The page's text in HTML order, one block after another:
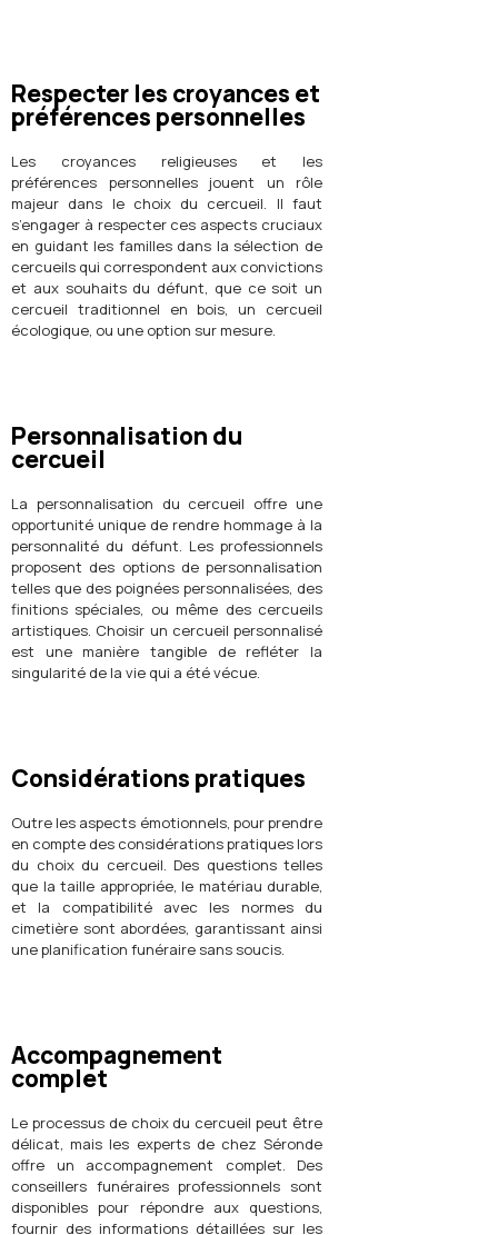
Respecter les croyances et
préférences personnelles
Les croyances religieuses et les
préférences personnelles jouent un rôle
majeur dans le choix du cercueil. Il faut
s’engager à respecter ces aspects cruciaux
en guidant les familles dans la sélection de
cercueils qui correspondent aux convictions
et aux souhaits du défunt, que ce soit un
cercueil traditionnel en bois, un cercueil
écologique, ou une option sur mesure.
Personnalisation du
cercueil
La personnalisation du cercueil offre une
opportunité unique de rendre hommage à la
personnalité du défunt. Les professionnels
proposent des options de personnalisation
telles que des poignées personnalisées, des
finitions spéciales, ou même des cercueils
artistiques. Choisir un cercueil personnalisé
est une manière tangible de refléter la
singularité de la vie qui a été vécue.
Considérations pratiques
Outre les aspects émotionnels, pour prendre
en compte des considérations pratiques lors
du choix du cercueil. Des questions telles
que la taille appropriée, le matériau durable,
et la compatibilité avec les normes du
cimetière sont abordées, garantissant ainsi
une planification funéraire sans soucis.
Accompagnement
complet
Le processus de choix du cercueil peut être
délicat, mais les experts de chez Séronde
offre un accompagnement complet. Des
conseillers funéraires professionnels sont
disponibles pour répondre aux questions,
fournir des informations détaillées sur les